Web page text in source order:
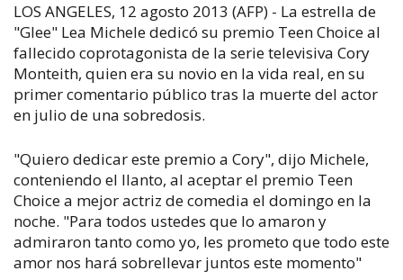
LOS ANGELES, 12 agosto 2013 (AFP) - La estrella de
"Glee" Lea Michele dedicó su premio Teen Choice al
fallecido coprotagonista de la serie televisiva Cory
Monteith, quien era su novio en la vida real, en su
primer comentario público tras la muerte del actor
en julio de una sobredosis.
"Quiero dedicar este premio a Cory", dijo Michele,
conteniendo el llanto, al aceptar el premio Teen
Choice a mejor actriz de comedia el domingo en la
noche. "Para todos ustedes que lo amaron y
admiraron tanto como yo, les prometo que todo este
amor nos hará sobrellevar juntos este momento"